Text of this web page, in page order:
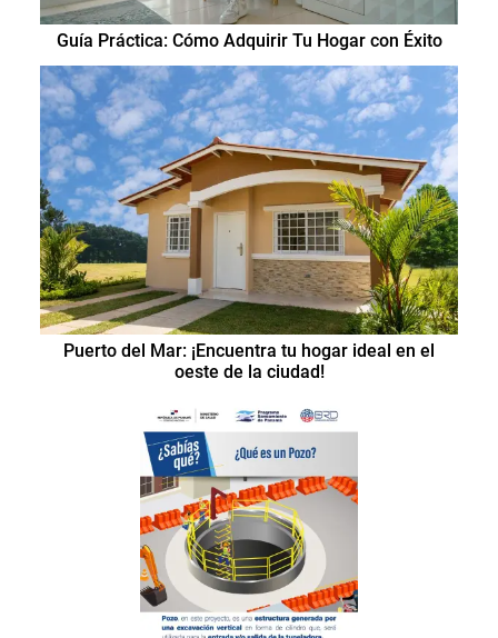
Guía Práctica: Cómo Adquirir Tu Hogar con Éxito
Puerto del Mar: ¡Encuentra tu hogar ideal en el
oeste de la ciudad!